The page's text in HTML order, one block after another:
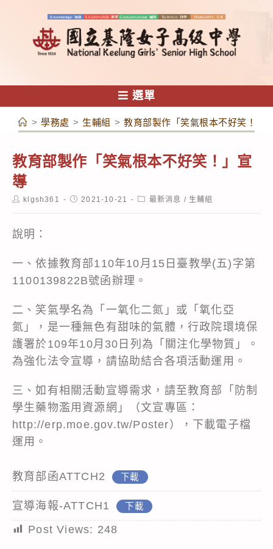
容
選單
> 學務處 > 生輔組 > 教育部製作「笑氣根本不好笑！」
教育部製作「笑氣根本不好笑！」宣
導
Postklgsh361
Post2021-10-21
Post最新消息 / 生輔組
說明：
一、依據教育部110年10月15日臺教學(五)字第
1100139822B號函辦理。
二、笑氣學名為「一氧化二氮」或「氧化亞
氮」，是一種無色有甜味的氣體，行政院環境保
護署於109年10月30日列為「關注化學物質」。
為強化法令宣導，請協助結合各項活動運用。
三、如有相關活動宣導需求，請至教育部「防制
學生藥物濫用資源網」（文宣專區：
http://erp.moe.gov.tw/Poster），下載電子檔
運用。
教育部函ATTCH2 下載
宣導海報-ATTCH1 下載
Post Views: 248